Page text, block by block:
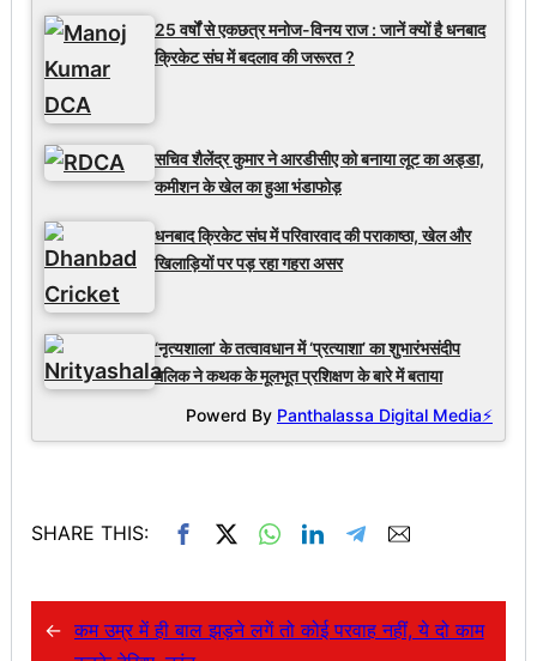
25 वर्षों से एकछत्र मनोज-विनय राज : जानें क्यों है धनबाद
क्रिकेट संघ में बदलाव की जरूरत ?
सचिव शैलेंद्र कुमार ने आरडीसीए को बनाया लूट का अड्डा,
कमीशन के खेल का हुआ भंडाफोड़
धनबाद क्रिकेट संघ में परिवारवाद की पराकाष्ठा, खेल और
खिलाड़ियों पर पड़ रहा गहरा असर
‘नृत्यशाला’ के तत्वावधान में ‘प्रत्याशा’ का शुभारंभसंदीप
मलिक ने कथक के मूलभूत प्रशिक्षण के बारे में बताया
Powerd By Panthalassa Digital Media⚡
SHARE THIS:
← कम उम्र में ही बाल झड़ने लगें तो कोई परवाह नहीं, ये दो काम